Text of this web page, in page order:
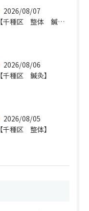
2026/08/07
【千種区 整体 鍼灸】
2026/08/06
【千種区 鍼灸】
2026/08/05
【千種区 整体】